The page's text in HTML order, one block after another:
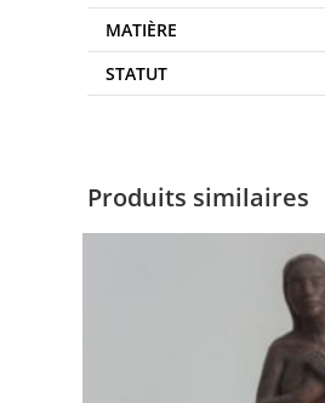
MATIÈRE
STATUT
Produits similaires